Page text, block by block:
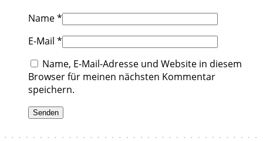
Name*
E-Mail *
Name, E-Mail-Adresse und Website in diesem
Browser für meinen nächsten Kommentar
speichern.